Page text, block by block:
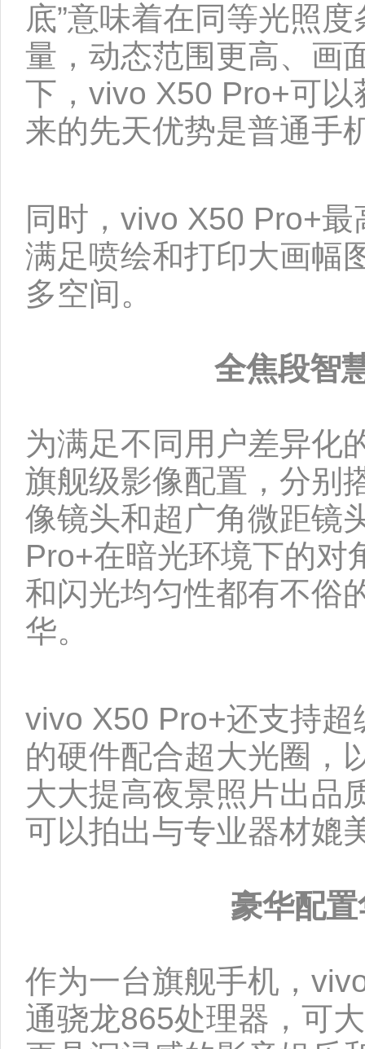
底”意味着在同等光照
量，动态范围更高、画
下，vivo X50 Pro+可
来的先天优势是普通手
同时，vivo X50 Pro+
满足喷绘和打印大画幅
多空间。
全焦段智
为满足不同用户差异化
旗舰级影像配置，分别
像镜头和超广角微距镜
Pro+在暗光环境下的对
和闪光均匀性都有不俗
华。
vivo X50 Pro+还支持
的硬件配合超大光圈，
大大提高夜景照片出品
可以拍出与专业器材媲
豪华配
作为一台旗舰手机，
通骁龙865处理器，可